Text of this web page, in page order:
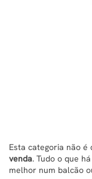
Esta categoria não é
venda. Tudo o que
melhor num balcão